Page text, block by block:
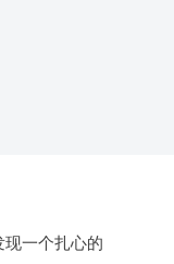
一个扎心的